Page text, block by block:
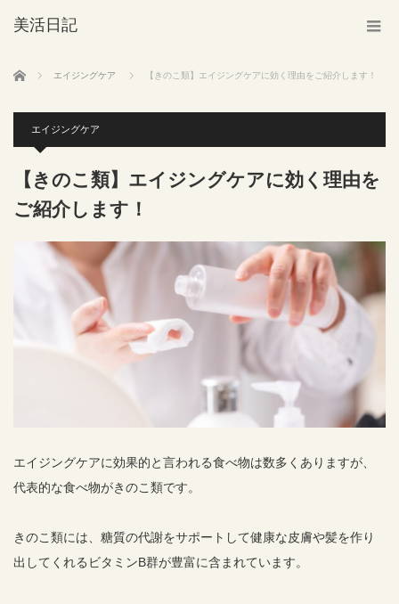
美活日記
ホーム エイジングケア 【きのこ類】エイジングケアに効く理由をご紹介します！
エイジングケア
【きのこ類】エイジングケアに効く理由を
ご紹介します！
エイジングケアに効果的と言われる食べ物は数多くありますが、
代表的な食べ物がきのこ類です。
きのこ類には、糖質の代謝をサポートして健康な皮膚や髪を作り
出してくれるビタミンB群が豊富に含まれています。